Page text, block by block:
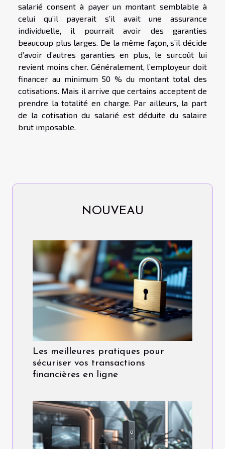
salarié consent à payer un montant semblable à
celui qu’il payerait s’il avait une assurance
individuelle, il pourrait avoir des garanties
beaucoup plus larges. De la même façon, s’il décide
d’avoir d’autres garanties en plus, le surcoût lui
revient moins cher. Généralement, l’employeur doit
financer au minimum 50 % du montant total des
cotisations. Mais il arrive que certains acceptent de
prendre la totalité en charge. Par ailleurs, la part
de la cotisation du salarié est déduite du salaire
brut imposable.
NOUVEAU
Les meilleures pratiques pour
sécuriser vos transactions
financières en ligne